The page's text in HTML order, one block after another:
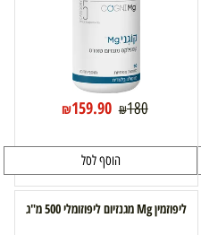
₪180
₪159.90
הוסף לסל
ליפוזמין Mg מגנזיום ליפוזומלי 500 מ"ג